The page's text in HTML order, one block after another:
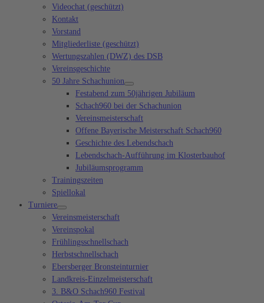
Videochat (geschützt)
Kontakt
Vorstand
Mitgliederliste (geschützt)
Wertungszahlen (DWZ) des DSB
Vereinsgeschichte
50 Jahre Schachunion
Festabend zum 50jährigen Jubiläum
Schach960 bei der Schachunion
Vereinsmeisterschaft
Offene Bayerische Meisterschaft Schach960
Geschichte des Lebendschach
Lebendschach-Aufführung im Klosterbauhof
Jubiläumsprogramm
Trainingszeiten
Spiellokal
Turniere
Vereinsmeisterschaft
Vereinspokal
Frühlingsschnellschach
Herbstschnellschach
Ebersberger Bronsteinturnier
Landkreis-Einzelmeisterschaft
3. B&O Schach960 Festival